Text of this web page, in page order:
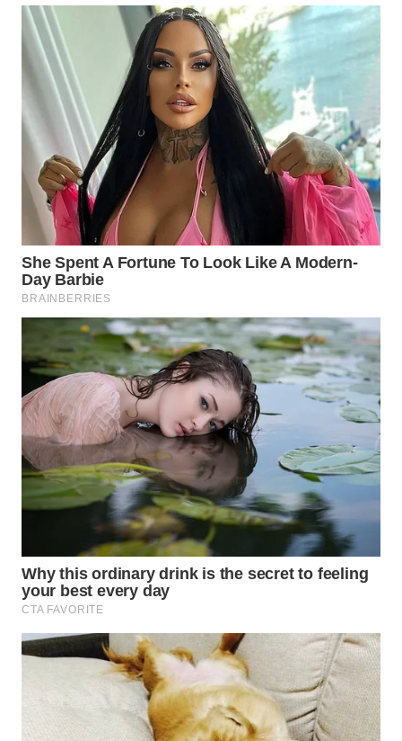
DAIRI
WN
DANAU
TOBA
NIAS
WN
LANGKAT
WN
TAPANULI
SELATAN
WN
TANJUNG
LESUNG
WN
KARO
WN
SIMALUNGUN
WN
LABUHANBATU
WN
TAPANULI